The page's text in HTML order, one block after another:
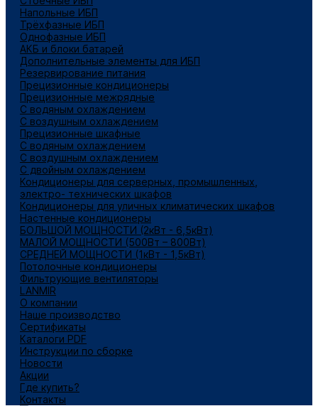
Напольные ИБП
Трёхфазные ИБП
Однофазные ИБП
АКБ и блоки батарей
Дополнительные элементы для ИБП
Резервирование питания
Прецизионные кондиционеры
Прецизионные межрядные
С водяным охлаждением
С воздушным охлаждением
Прецизионные шкафные
С водяным охлаждением
С воздушным охлаждением
С двойным охлаждением
Кондиционеры для серверных, промышленных,
электро- технических шкафов
Кондиционеры для уличных климатических шкафов
Настенные кондиционеры
БОЛЬШОЙ МОЩНОСТИ (2кВт - 6,5кВт)
МАЛОЙ МОЩНОСТИ (500Вт – 800Вт)
СРЕДНЕЙ МОЩНОСТИ (1кВт - 1,5кВт)
Потолочные кондиционеры
Фильтрующие вентиляторы
LANMIR
О компании
Наше производство
Сертификаты
Каталоги PDF
Инструкции по сборке
Новости
Акции
Где купить?
Контакты